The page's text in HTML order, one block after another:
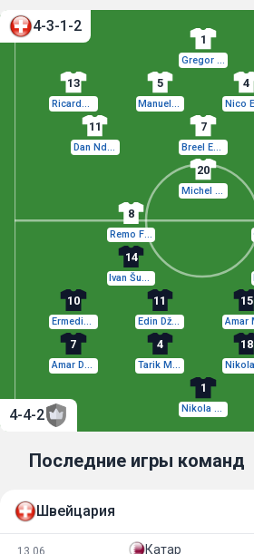
1
Gregor Kobel
4
5
Manuel Akanji
13
Ricardo Rodríguez
7
Breel Embolo
11
Dan Ndoye
20
Michel Aebischer
8
Remo Freuler
1
Nikola Vasilj
7
Amar Dedić
4
Tarik Muharemović
18
10
Ermedin Demirović
11
Edin Džeko
15
14
Ivan Šunjić
4-3-1-2
4-4-2
Последние игры команд
Швейцария
13.06.
Катар